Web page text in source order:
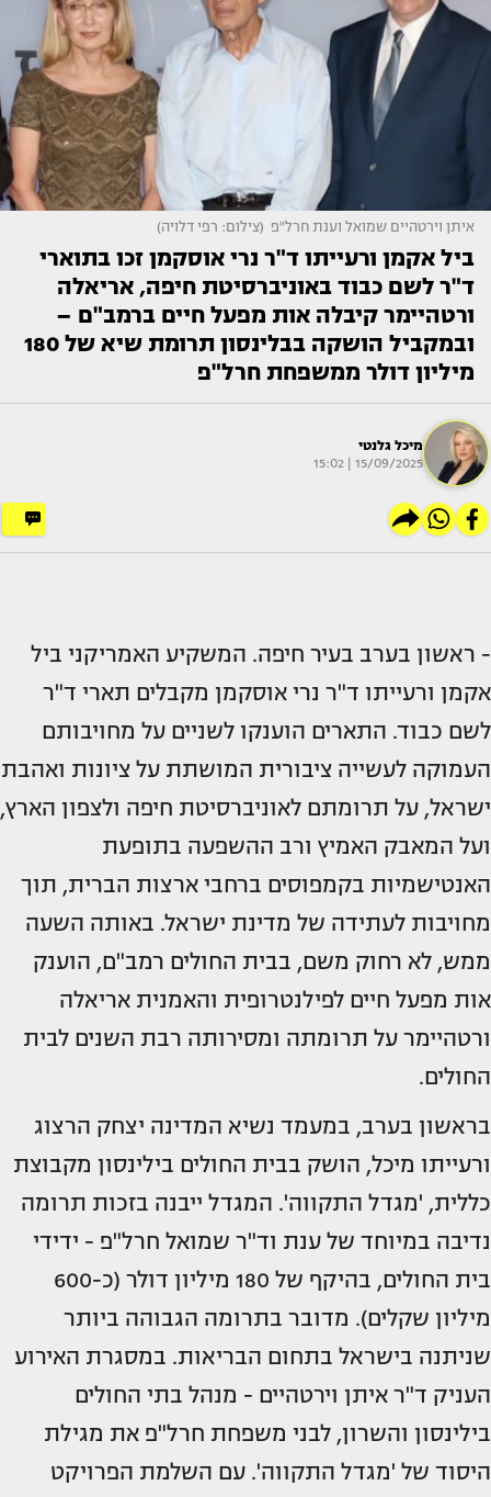
איתן וירטהיים שמואל וענת חרל"פ (צילום: רפי דלויה)
ביל אקמן ורעייתו ד"ר נרי אוסקמן זכו בתוארי
ד"ר לשם כבוד באוניברסיטת חיפה, אריאלה
ורטהיימר קיבלה אות מפעל חיים ברמב"ם –
ובמקביל הושקה בבלינסון תרומת שיא של 180
מיליון דולר ממשפחת חרל"פ
מיכל גלנטי
15/09/2025 | 15:02
- ראשון בערב בעיר חיפה. המשקיע האמריקני ביל
אקמן ורעייתו ד"ר נרי אוסקמן מקבלים תארי ד"ר
לשם כבוד. התארים הוענקו לשניים על מחויבותם
העמוקה לעשייה ציבורית המושתת על ציונות ואהבת
ישראל, על תרומתם לאוניברסיטת חיפה ולצפון הארץ,
ועל המאבק האמיץ ורב ההשפעה בתופעת
האנטישמיות בקמפוסים ברחבי ארצות הברית, תוך
מחויבות לעתידה של מדינת ישראל. באותה השעה
ממש, לא רחוק משם, בבית החולים רמב"ם, הוענק
אות מפעל חיים לפילנטרופית והאמנית אריאלה
ורטהיימר על תרומתה ומסירותה רבת השנים לבית
החולים.
בראשון בערב, במעמד נשיא המדינה יצחק הרצוג
ורעייתו מיכל, הושק בבית החולים בילינסון מקבוצת
כללית, 'מגדל התקווה'. המגדל ייבנה בזכות תרומה
נדיבה במיוחד של ענת וד"ר שמואל חרל"פ - ידידי
בית החולים, בהיקף של 180 מיליון דולר (כ-600
מיליון שקלים). מדובר בתרומה הגבוהה ביותר
שניתנה בישראל בתחום הבריאות. במסגרת האירוע
העניק ד"ר איתן וירטהיים - מנהל בתי החולים
בילינסון והשרון, לבני משפחת חרל"פ את מגילת
היסוד של 'מגדל התקווה'. עם השלמת הפרויקט